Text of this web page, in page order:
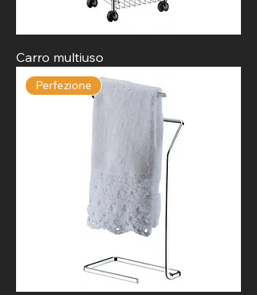
Carro multiuso
Perfezione